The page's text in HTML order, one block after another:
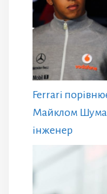
Ferrari
Майклом
інженер